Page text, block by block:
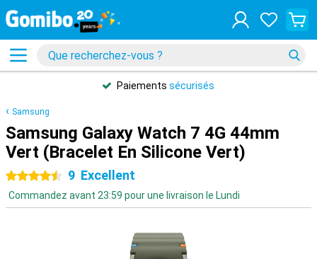
Paiements sécurisés
Samsung
Samsung Galaxy Watch 7 4G 44mm
Vert (Bracelet En Silicone Vert)
4.5 étoiles
9 Excellent
Commandez avant 23:59 pour une livraison le Lundi